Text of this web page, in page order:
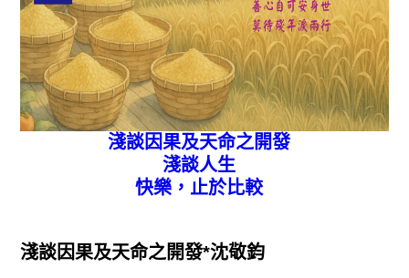
淺談因果及天命之開發
淺談人生
快樂，止於比較
淺談因果及天命之開發*沈敬鈞